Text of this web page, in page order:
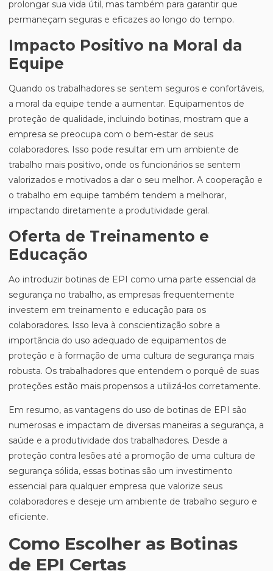
prolongar sua vida útil, mas também para garantir que
permaneçam seguras e eficazes ao longo do tempo.
Impacto Positivo na Moral da
Equipe
Quando os trabalhadores se sentem seguros e confortáveis,
a moral da equipe tende a aumentar. Equipamentos de
proteção de qualidade, incluindo botinas, mostram que a
empresa se preocupa com o bem-estar de seus
colaboradores. Isso pode resultar em um ambiente de
trabalho mais positivo, onde os funcionários se sentem
valorizados e motivados a dar o seu melhor. A cooperação e
o trabalho em equipe também tendem a melhorar,
impactando diretamente a produtividade geral.
Oferta de Treinamento e
Educação
Ao introduzir botinas de EPI como uma parte essencial da
segurança no trabalho, as empresas frequentemente
investem em treinamento e educação para os
colaboradores. Isso leva à conscientização sobre a
importância do uso adequado de equipamentos de
proteção e à formação de uma cultura de segurança mais
robusta. Os trabalhadores que entendem o porquê de suas
proteções estão mais propensos a utilizá-los corretamente.
Em resumo, as vantagens do uso de botinas de EPI são
numerosas e impactam de diversas maneiras a segurança, a
saúde e a produtividade dos trabalhadores. Desde a
proteção contra lesões até a promoção de uma cultura de
segurança sólida, essas botinas são um investimento
essencial para qualquer empresa que valorize seus
colaboradores e deseje um ambiente de trabalho seguro e
eficiente.
Como Escolher as Botinas
de EPI Certas